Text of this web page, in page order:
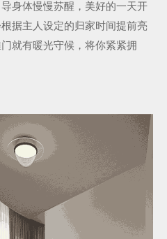
身体慢慢苏醒，美好的一天开
据主人设定的归家时间提前亮
就有暖光守候，将你紧紧拥